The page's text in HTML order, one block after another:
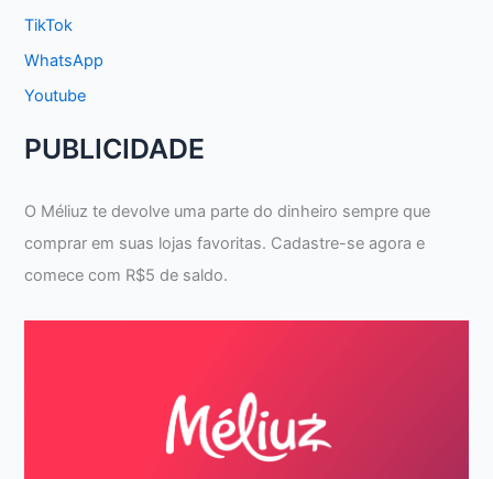
TikTok
WhatsApp
Youtube
PUBLICIDADE
O Méliuz te devolve uma parte do dinheiro sempre que
comprar em suas lojas favoritas. Cadastre-se agora e
comece com R$5 de saldo.